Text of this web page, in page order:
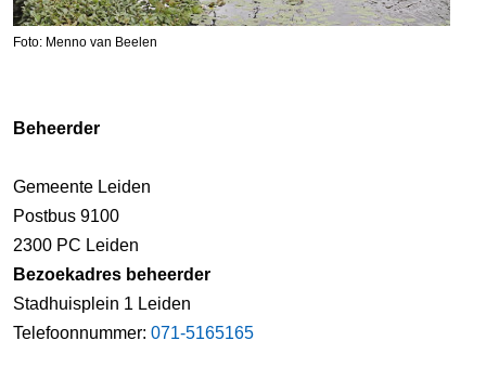
Foto: Menno van Beelen
Beheerder
Gemeente Leiden
Postbus 9100
2300 PC Leiden
Bezoekadres beheerder
Stadhuisplein 1 Leiden
Telefoonnummer: 071-5165165